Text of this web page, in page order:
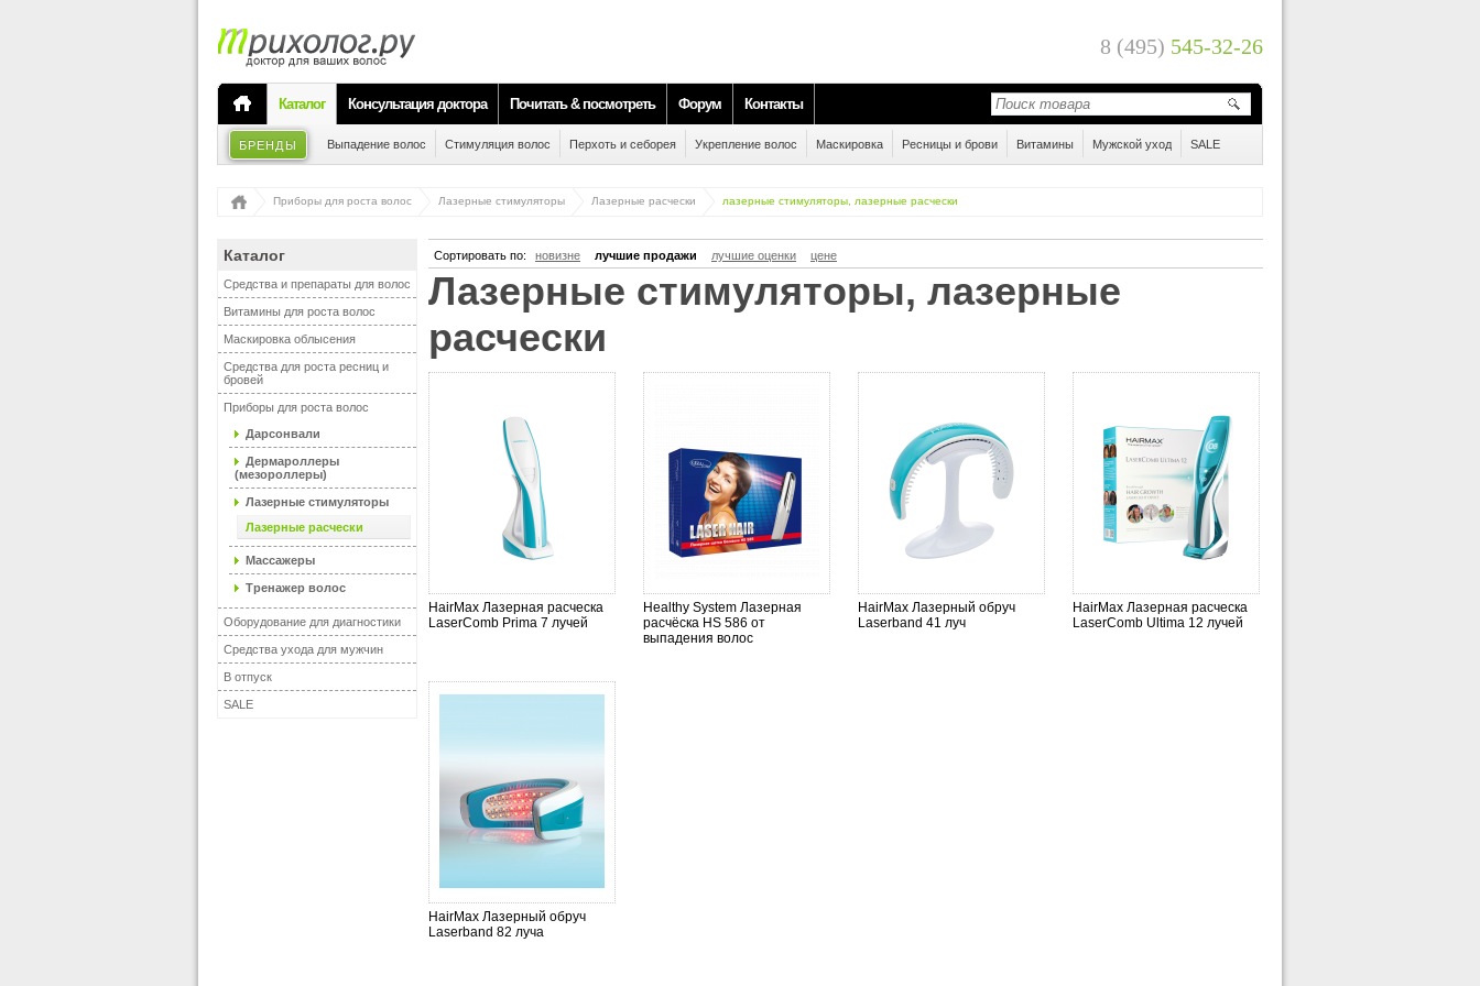
8 (495) 545-32-26
Каталог Консультация доктора Почитать & посмотреть Форум Контакты
БРЕНДЫ Выпадение волос Стимуляция волос Перхоть и себорея Укрепление волос Маскировка Ресницы и брови Витамины Мужской уход SALE
Приборы для роста волос Лазерные стимуляторы Лазерные расчески лазерные стимуляторы, лазерные расчески
Каталог
Средства и препараты для волос
Витамины для роста волос
Маскировка облысения
Средства для роста ресниц и
бровей
Приборы для роста волос
Дарсонвали
Дермароллеры
(мезороллеры)
Лазерные стимуляторы
Лазерные расчески
Массажеры
Тренажер волос
Оборудование для диагностики
Средства ухода для мужчин
В отпуск
SALE
Сортировать по: новизне лучшие продажи лучшие оценки цене
Лазерные стимуляторы, лазерные
расчески
HairMax Лазерная расческа
LaserComb Prima 7 лучей
Healthy System Лазерная
расчёска HS 586 от
выпадения волос
HairMax Лазерный обруч
Laserband 41 луч
HairMax Лазерная расческа
LaserComb Ultima 12 лучей
HairMax Лазерный обруч
Laserband 82 луча